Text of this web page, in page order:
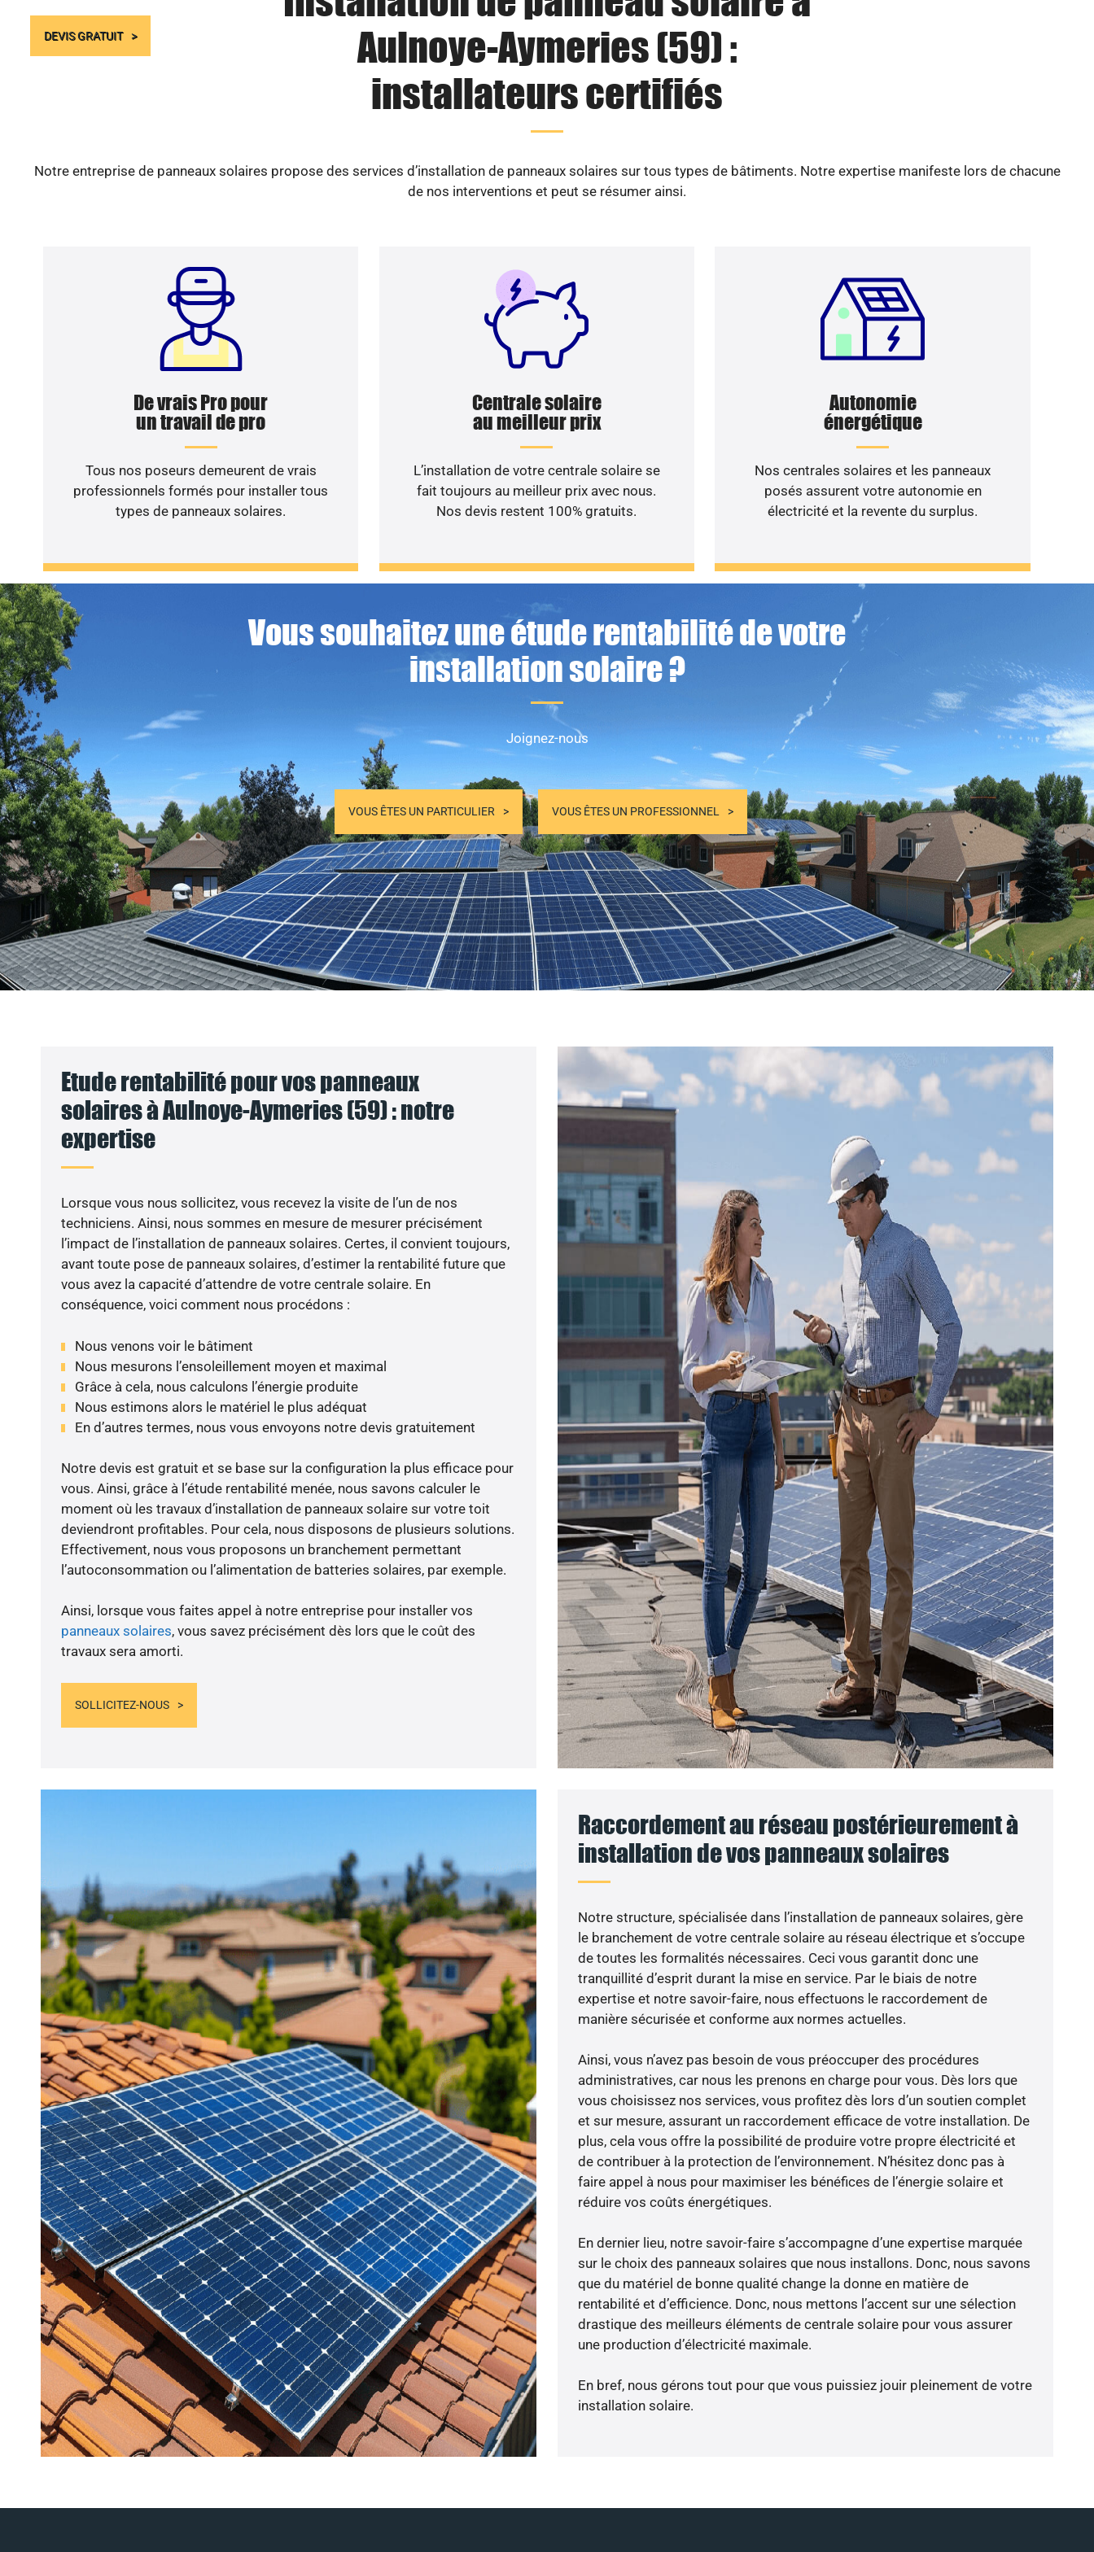
DEVIS GRATUIT
Aulnoye-Aymeries (59) :
installateurs certifiés
Notre entreprise de panneaux solaires propose des services d’installation de panneaux solaires sur tous types de bâtiments. Notre expertise manifeste lors de chacune
de nos interventions et peut se résumer ainsi.
De vrais Pro pour
un travail de pro
Tous nos poseurs demeurent de vrais
professionnels formés pour installer tous
types de panneaux solaires.
Centrale solaire
au meilleur prix
L’installation de votre centrale solaire se
fait toujours au meilleur prix avec nous.
Nos devis restent 100% gratuits.
Autonomie
énergétique
Nos centrales solaires et les panneaux
posés assurent votre autonomie en
électricité et la revente du surplus.
Vous souhaitez une étude rentabilité de votre
installation solaire ?
Joignez-nous
VOUS ÊTES UN PARTICULIER VOUS ÊTES UN PROFESSIONNEL
Etude rentabilité pour vos panneaux
solaires à Aulnoye-Aymeries (59) : notre
expertise
Lorsque vous nous sollicitez, vous recevez la visite de l’un de nos
techniciens. Ainsi, nous sommes en mesure de mesurer précisément
l’impact de l’installation de panneaux solaires. Certes, il convient toujours,
avant toute pose de panneaux solaires, d’estimer la rentabilité future que
vous avez la capacité d’attendre de votre centrale solaire. En
conséquence, voici comment nous procédons :
Nous venons voir le bâtiment
Nous mesurons l’ensoleillement moyen et maximal
Grâce à cela, nous calculons l’énergie produite
Nous estimons alors le matériel le plus adéquat
En d’autres termes, nous vous envoyons notre devis gratuitement
Notre devis est gratuit et se base sur la configuration la plus efficace pour
vous. Ainsi, grâce à l’étude rentabilité menée, nous savons calculer le
moment où les travaux d’installation de panneaux solaire sur votre toit
deviendront profitables. Pour cela, nous disposons de plusieurs solutions.
Effectivement, nous vous proposons un branchement permettant
l’autoconsommation ou l’alimentation de batteries solaires, par exemple.
Ainsi, lorsque vous faites appel à notre entreprise pour installer vos
panneaux solaires, vous savez précisément dès lors que le coût des
travaux sera amorti.
SOLLICITEZ-NOUS
Raccordement au réseau postérieurement à
installation de vos panneaux solaires
Notre structure, spécialisée dans l’installation de panneaux solaires, gère
le branchement de votre centrale solaire au réseau électrique et s’occupe
de toutes les formalités nécessaires. Ceci vous garantit donc une
tranquillité d’esprit durant la mise en service. Par le biais de notre
expertise et notre savoir-faire, nous effectuons le raccordement de
manière sécurisée et conforme aux normes actuelles.
Ainsi, vous n’avez pas besoin de vous préoccuper des procédures
administratives, car nous les prenons en charge pour vous. Dès lors que
vous choisissez nos services, vous profitez dès lors d’un soutien complet
et sur mesure, assurant un raccordement efficace de votre installation. De
plus, cela vous offre la possibilité de produire votre propre électricité et
de contribuer à la protection de l’environnement. N’hésitez donc pas à
faire appel à nous pour maximiser les bénéfices de l’énergie solaire et
réduire vos coûts énergétiques.
En dernier lieu, notre savoir-faire s’accompagne d’une expertise marquée
sur le choix des panneaux solaires que nous installons. Donc, nous savons
que du matériel de bonne qualité change la donne en matière de
rentabilité et d’efficience. Donc, nous mettons l’accent sur une sélection
drastique des meilleurs éléments de centrale solaire pour vous assurer
une production d’électricité maximale.
En bref, nous gérons tout pour que vous puissiez jouir pleinement de votre
installation solaire.